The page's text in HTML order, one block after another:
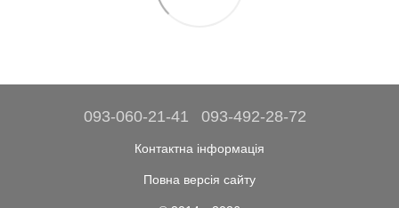
093-060-21-41 093-492-28-72
Контактна інформація
Повна версія сайту